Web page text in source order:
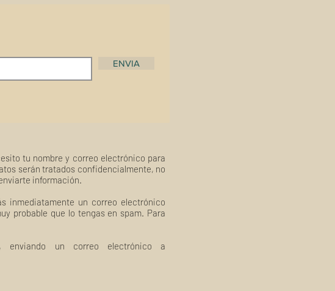
ENVIA
tu nombre y correo electrónico para
serán tratados confidencialmente, no
información.
inmediatamente un correo electrónico
probable que lo tengas en spam. Para
enviando un correo electrónico a